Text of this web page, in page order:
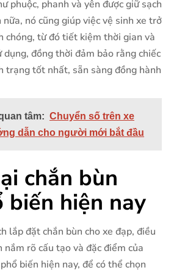
phuộc, phanh và yên được giữ sạch
nó cũng giúp việc vệ sinh xe trở
chóng, từ đó tiết kiệm thời gian và
dụng, đồng thời đảm bảo rằng chiếc
trạng tốt nhất, sẵn sàng đồng hành
tâm: Chuyển số trên xe
dẫn cho người mới bắt đầu
chắn bùn
biến hiện nay
lắp đặt chắn bùn cho xe đạp, điều
rõ cấu tạo và đặc điểm của
biến hiện nay, để có thể chọn